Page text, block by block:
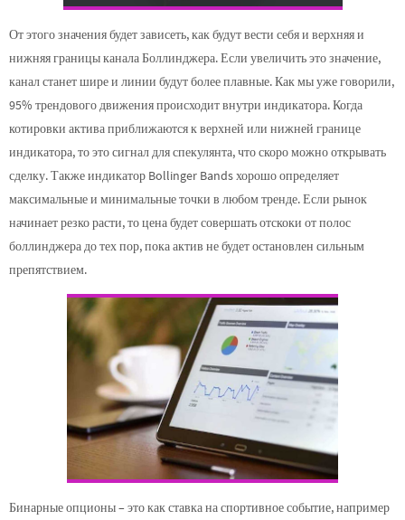
От этого значения будет зависеть, как будут вести себя и верхняя и
нижняя границы канала Боллинджера. Если увеличить это значение,
канал станет шире и линии будут более плавные. Как мы уже говорили,
95% трендового движения происходит внутри индикатора. Когда
котировки актива приближаются к верхней или нижней границе
индикатора, то это сигнал для спекулянта, что скоро можно открывать
сделку. Также индикатор Bollinger Bands хорошо определяет
максимальные и минимальные точки в любом тренде. Если рынок
начинает резко расти, то цена будет совершать отскоки от полос
боллинджера до тех пор, пока актив не будет остановлен сильным
препятствием.
Бинарные опционы – это как ставка на спортивное событие, например